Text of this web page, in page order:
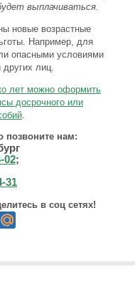
выплачиваться.
новые возрастные
Например, для
опасными условиями
лиц.
лет можно оформить
досрочного или
.
позвоните нам:
02;
31
в соц сетях!